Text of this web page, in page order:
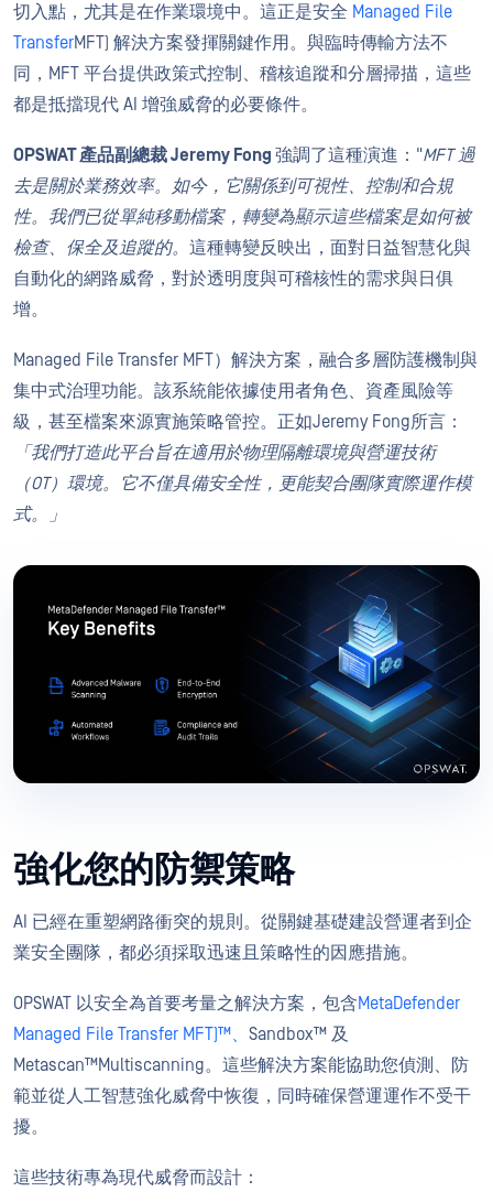
切入點，尤其是在作業環境中。這正是安全 Managed File
TransferMFT) 解決方案發揮關鍵作用。與臨時傳輸方法不
同，MFT 平台提供政策式控制、稽核追蹤和分層掃描，這些
都是抵擋現代 AI 增強威脅的必要條件。
OPSWAT 產品副總裁 Jeremy Fong 強調了這種演進："MFT 過
去是關於業務效率。如今，它關係到可視性、控制和合規
性。我們已從單純移動檔案，轉變為顯示這些檔案是如何被
檢查、保全及追蹤的。 這種轉變反映出，面對日益智慧化與
自動化的網路威脅，對於透明度與可稽核性的需求與日俱
增。
Managed File Transfer MFT）解決方案，融合多層防護機制與
集中式治理功能。該系統能依據使用者角色、資產風險等
級，甚至檔案來源實施策略管控。正如Jeremy Fong所言：
「我們打造此平台旨在適用於物理隔離環境與營運技術
（OT）環境。它不僅具備安全性，更能契合團隊實際運作模
式。」
強化您的防禦策略
AI 已經在重塑網路衝突的規則。從關鍵基礎建設營運者到企
業安全團隊，都必須採取迅速且策略性的因應措施。
OPSWAT 以安全為首要考量之解決方案，包含MetaDefender
Managed File Transfer MFT)™、 Sandbox™ 及
Metascan™Multiscanning。這些解決方案能協助您偵測、防
範並從人工智慧強化威脅中恢復，同時確保營運運作不受干
擾。
這些技術專為現代威脅而設計：